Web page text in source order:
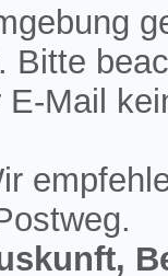
Bitte
Mail